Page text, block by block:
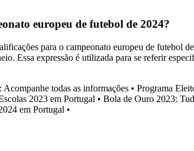
europeu de futebol de 2024?
para o campeonato europeu de futebol
Essa expressão é utilizada para se referir
todas as informações • Programa
2023 em Portugal • Bola de Ouro 2023:
em Portugal •